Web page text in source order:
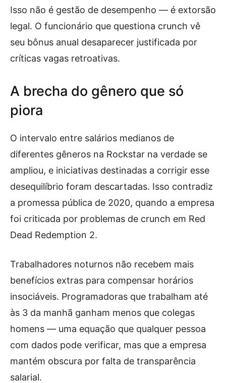
Isso não é gestão de desempenho — é extorsão
legal. O funcionário que questiona crunch vê
seu bônus anual desaparecer justificada por
críticas vagas retroativas.
A brecha do gênero que só
piora
O intervalo entre salários medianos de
diferentes gêneros na Rockstar na verdade se
ampliou, e iniciativas destinadas a corrigir esse
desequilíbrio foram descartadas. Isso contradiz
a promessa pública de 2020, quando a empresa
foi criticada por problemas de crunch em Red
Dead Redemption 2.
Trabalhadores noturnos não recebem mais
benefícios extras para compensar horários
insociáveis. Programadoras que trabalham até
às 3 da manhã ganham menos que colegas
homens — uma equação que qualquer pessoa
com dados pode verificar, mas que a empresa
mantém obscura por falta de transparência
salarial.